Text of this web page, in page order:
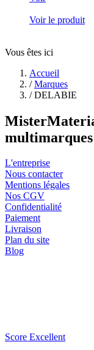
Voir le produit
Vous êtes ici
Accueil
/ Marques
/ DELABIE
L'entreprise
Nous contacter
Mentions légales
Nos CGV
Confidentialité
Paiement
Livraison
Plan du site
Blog
Score Excellent